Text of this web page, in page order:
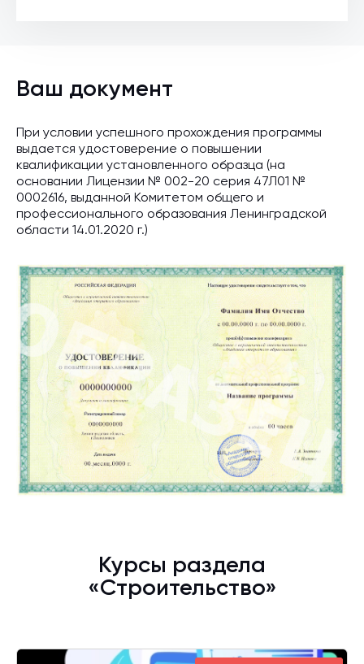
Ваш документ
При условии успешного прохождения программы
выдается удостоверение о повышении
квалификации установленного образца (на
основании Лицензии № 002-20 серия 47Л01 №
0002616, выданной Комитетом общего и
профессионального образования Ленинградской
области 14.01.2020 г.)
Курсы раздела
«Строительство»